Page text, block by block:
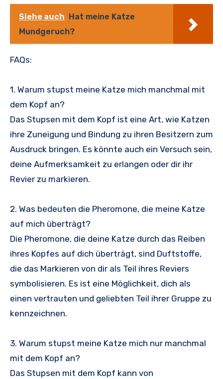
Siehe auch
Hat meine Katze
Mundgeruch?
FAQs:
1. Warum stupst meine Katze mich manchmal mit
dem Kopf an?
Das Stupsen mit dem Kopf ist eine Art, wie Katzen
ihre Zuneigung und Bindung zu ihren Besitzern zum
Ausdruck bringen. Es könnte auch ein Versuch sein,
deine Aufmerksamkeit zu erlangen oder dir ihr
Revier zu markieren.
2. Was bedeuten die Pheromone, die meine Katze
auf mich überträgt?
Die Pheromone, die deine Katze durch das Reiben
ihres Kopfes auf dich überträgt, sind Duftstoffe,
die das Markieren von dir als Teil ihres Reviers
symbolisieren. Es ist eine Möglichkeit, dich als
einen vertrauten und geliebten Teil ihrer Gruppe zu
kennzeichnen.
3. Warum stupst meine Katze mich nur manchmal
mit dem Kopf an?
Das Stupsen mit dem Kopf kann von